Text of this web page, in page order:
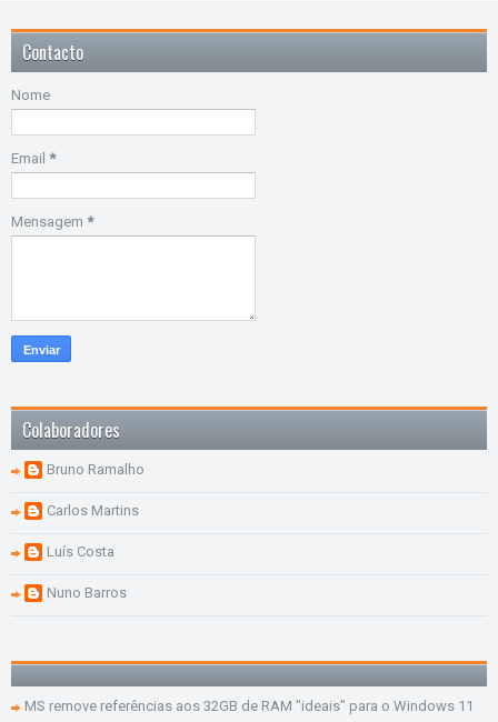
Contacto
Nome
Email *
Mensagem *
Colaboradores
Bruno Ramalho
Carlos Martins
Luís Costa
Nuno Barros
MS remove referências aos 32GB de RAM "ideais" para o Windows 11